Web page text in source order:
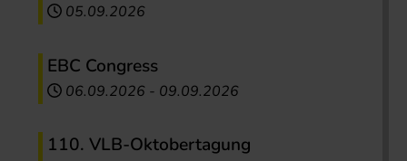
05.09.2026
EBC Congress
06.09.2026 - 09.09.2026
110. VLB-Oktobertagung